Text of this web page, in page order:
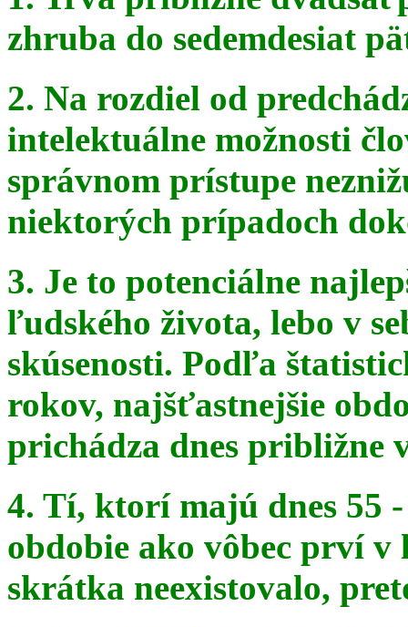
zhruba do sedemdesiat
2. Na rozdiel od
intelektuálne možnosti
správnom prístupe
niektorých prípadoch
3. Je to potenciálne
ľudského života, lebo v
skúsenosti. Podľa
rokov, najšťastnejšie
prichádza dnes približne
4. Tí, ktorí majú dnes 55
obdobie ako vôbec prví
skrátka neexistovalo,